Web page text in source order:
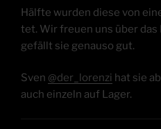
Hälf­te wur­den die­se von
tet. Wir freu­en uns über das
gefällt sie genau­so gut.
Sven @der_lorenzi hat sie
auch ein­zeln auf Lager.